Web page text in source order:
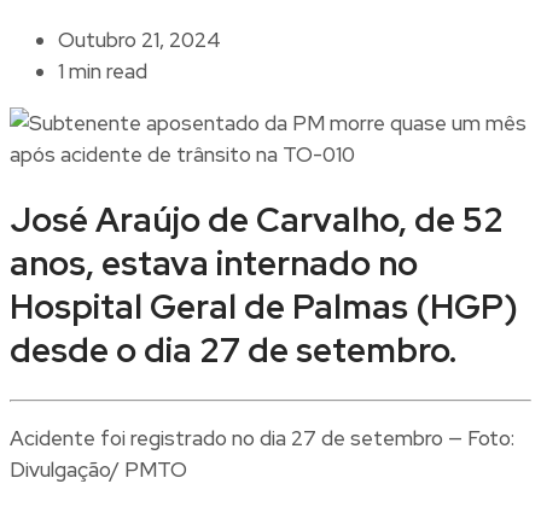
Outubro 21, 2024
1 min read
José Araújo de Carvalho, de 52
anos, estava internado no
Hospital Geral de Palmas (HGP)
desde o dia 27 de setembro.
Acidente foi registrado no dia 27 de setembro — Foto:
Divulgação/ PMTO